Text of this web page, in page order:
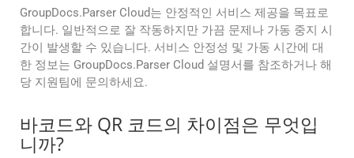
GroupDocs.Parser Cloud는 안정적인 서비스 제공을 목표로
합니다. 일반적으로 잘 작동하지만 가끔 문제나 가동 중지 시
간이 발생할 수 있습니다. 서비스 안정성 및 가동 시간에 대
한 정보는 GroupDocs.Parser Cloud 설명서를 참조하거나 해
당 지원팀에 문의하세요.
바코드와 QR 코드의 차이점은 무엇입
니까?